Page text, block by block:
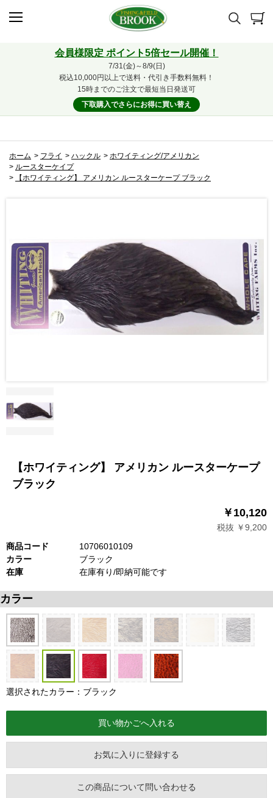
会員様限定 ポイント5倍セール開催！
7/31(金)～8/9(日)
税込10,000円以上で送料・代引き手数料無料！
15時までのご注文で最短当日発送可
下取購入でさらにお得に買い替え
ホーム > フライ > ハックル > ホワイティング/アメリカン
> ルースターケイプ
>
【ホワイティング】 アメリカン ルースターケープ ブラック
【ホワイティング】 アメリカン ルースターケープ
ブラック
￥10,120
税抜 ￥9,200
商品コード
10706010109
カラー
ブラック
在庫
在庫有り/即納可能です
カラー
選択されたカラー：ブラック
お気に入りに登録する
この商品について問い合わせる